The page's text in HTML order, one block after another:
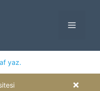
MENÜ
yaz.
×